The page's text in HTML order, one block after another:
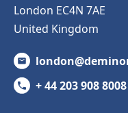
London EC4N 7AE
United Kingdom
+ 44 203 908 8008